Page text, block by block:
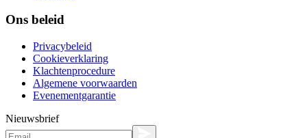
Ons beleid
Privacybeleid
Cookieverklaring
Klachtenprocedure
Algemene voorwaarden
Evenementgarantie
Nieuwsbrief